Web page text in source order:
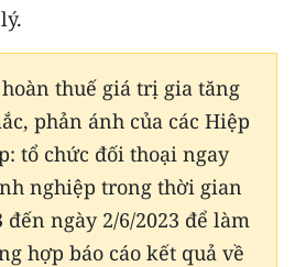
thuế giá trị gia tăng
phản ánh của các Hiệp
tổ chức đối thoại ngay
nghiệp trong thời gian
đến ngày 2/6/2023 để làm
hợp báo cáo kết quả về